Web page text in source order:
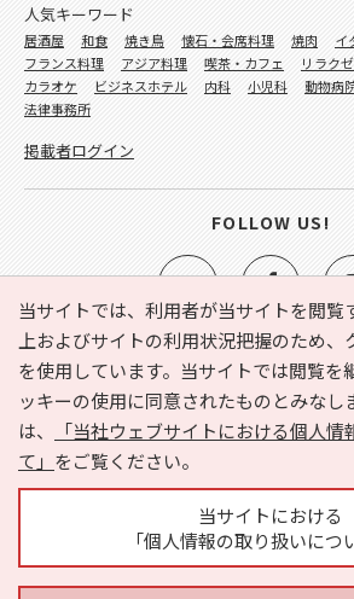
当サイトでは、利用者が当サイトを閲覧
上およびサイトの利用状況把握のため、
を使用しています。当サイトでは閲覧を
ッキーの使用に同意されたものとみなし
は、
「当社ウェブサイトにおける個人
て」 をご覧ください。
当サイトにおける
「個人情報の取り扱いにつ
e-NAVITA（イーナビタ）とは？ お気に
利用規約
個人情報の取り扱いについて
サイトマップ
広告掲載に関するお
人気キーワード
居酒屋 和食 焼き鳥 懐石・会席料理 焼肉
イ
フランス料理
アジア料理 喫茶・カフェ リラク
カラオケ
ビジネスホテル 内科 小児科 動物病
法律事務所
掲載者ログイン
FOLLOW US!